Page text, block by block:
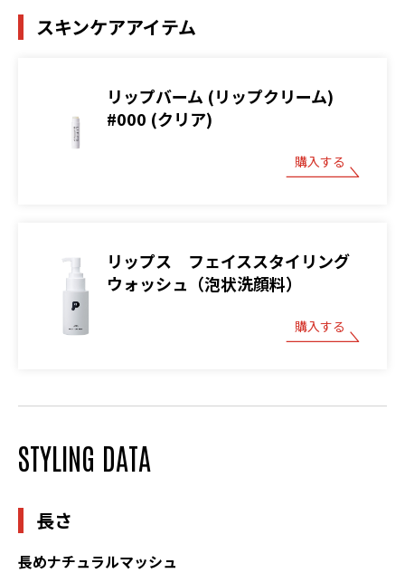
スキンケアアイテム
リップバーム (リップクリーム)
#000 (クリア)
購入する
リップス フェイススタイリング
ウォッシュ（泡状洗顔料）
購入する
STYLING DATA
長さ
長めナチュラルマッシュ